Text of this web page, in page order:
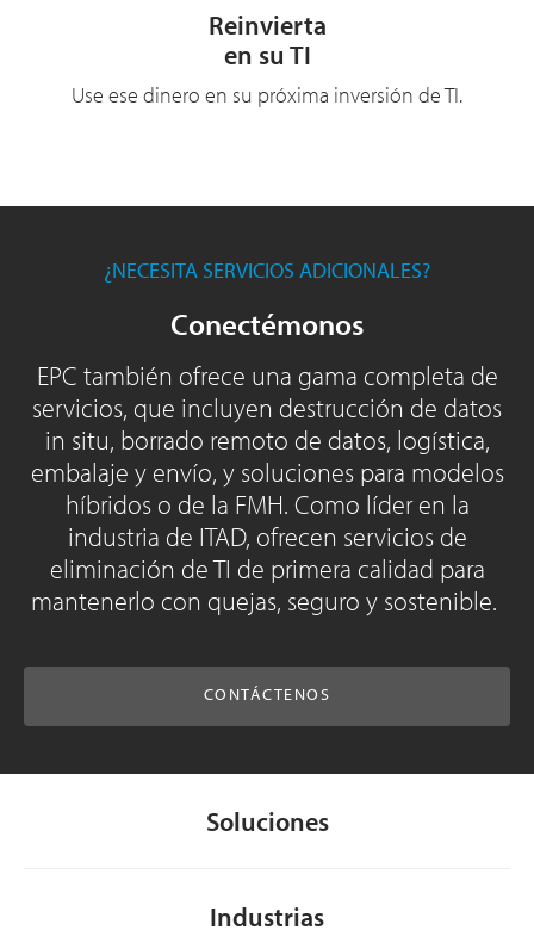
Reinvierta
en su TI
Use ese dinero en su próxima inversión de TI.
¿NECESITA SERVICIOS ADICIONALES?
Conectémonos
EPC también ofrece una gama completa de
servicios, que incluyen destrucción de datos
in situ, borrado remoto de datos, logística,
embalaje y envío, y soluciones para modelos
híbridos o de la FMH. Como líder en la
industria de ITAD, ofrecen servicios de
eliminación de TI de primera calidad para
mantenerlo con quejas, seguro y sostenible.
CONTÁCTENOS
Soluciones
Industrias